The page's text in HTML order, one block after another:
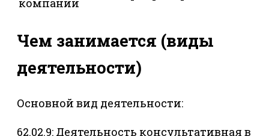
Чем занимается (виды
деятельности)
Основной вид деятельности:
62.02.9: Деятельность консультативная в